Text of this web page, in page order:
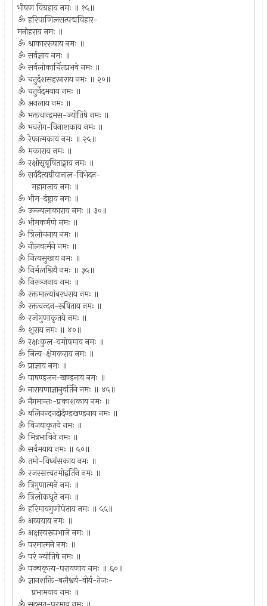
भीषण विग्रहाय नमः ॥ १५॥
ॐ हरिपाणिलसत्पद्मविहार-
मनोहराय नमः ॥
ॐ श्राकाररूपाय नमः ॥
ॐ सर्वज्ञाय नमः ॥
ॐ सर्वलोकार्चितप्रभवे नमः ॥
ॐ चतुर्दशसहस्राराय नमः ॥ २०॥
ॐ चतुर्वेदमयाय नमः ॥
ॐ अनलाय नमः ॥
ॐ भक्तचान्द्रमस-ज्योतिषे नमः ॥
ॐ भवरोग-विनाशकाय नमः ॥
ॐ रेफात्मकाय नमः ॥ २५॥
ॐ मकाराय नमः ॥
ॐ रक्षोसृग्रूषिताङ्गाय नमः ॥
ॐ सर्वदैत्यग्रीवानाल-विभेदन-
महागजाय नमः ॥
ॐ भीम-दंष्ट्राय नमः ॥
ॐ उज्ज्वलाकाराय नमः ॥ ३०॥
ॐ भीमकर्मणे नमः ॥
ॐ त्रिलोचनाय नमः ॥
ॐ नीलवर्त्मने नमः ॥
ॐ नित्यसुखाय नमः ॥
ॐ निर्मलश्रियै नमः ॥ ३५॥
ॐ निरञ्जनाय नमः ॥
ॐ रक्तमाल्यांबरधराय नमः ॥
ॐ रक्तचन्दन-रूषिताय नमः ॥
ॐ रजोगुणाकृतये नमः ॥
ॐ शूराय नमः ॥ ४०॥
ॐ रक्षःकुल-यमोपमाय नमः ॥
ॐ नित्य-क्षेमकराय नमः ॥
ॐ प्राज्ञाय नमः ॥
ॐ पाषण्डजन-खण्डनाय नमः ॥
ॐ नारायणाज्ञानुवर्तिने नमः ॥ ४५॥
ॐ नैगमान्तः-प्रकाशकाय नमः ॥
ॐ बलिनन्दनदोर्दण्डखण्डनाय नमः ॥
ॐ विजयाकृतये नमः ॥
ॐ मित्रभाविने नमः ॥
ॐ सर्वमयाय नमः ॥ ५०॥
ॐ तमो-विध्वंसकाय नमः ॥
ॐ रजस्सत्त्वतमोद्वर्तिने नमः ॥
ॐ त्रिगुणात्मने नमः ॥
ॐ त्रिलोकधृते नमः ॥
ॐ हरिमायगुणोपेताय नमः ॥ ५५॥
ॐ अव्ययाय नमः ॥
ॐ अक्षस्वरूपभाजे नमः ॥
ॐ परमात्मने नमः ॥
ॐ परं ज्योतिषे नमः ॥
ॐ पञ्चकृत्य-परायणाय नमः ॥ ६०॥
ॐ ज्ञानशक्ति-बलैश्वर्य-वीर्य-तेजः-
प्रभामयाय नमः ॥